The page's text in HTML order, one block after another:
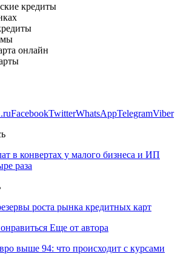
кредиты
онлайн
FacebookTwitterWhatsAppTelegramViber
в конвертах у малого бизнеса и ИП
раза
роста рынка кредитных карт
Еще от автора
выше 94: что происходит с курсами